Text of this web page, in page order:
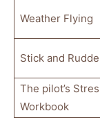
Weather Flying
Stick ‌and
The pilot’s
Workbook